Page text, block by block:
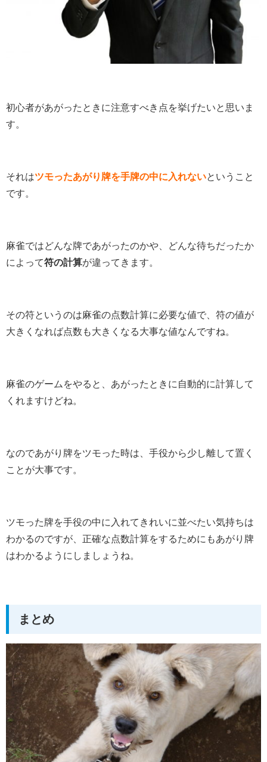
初心者があがったときに注意すべき点を挙げたいと思いま
す。
それはツモったあがり牌を手牌の中に入れないということ
です。
麻雀ではどんな牌であがったのかや、どんな待ちだったか
によって符の計算が違ってきます。
その符というのは麻雀の点数計算に必要な値で、符の値が
大きくなれば点数も大きくなる大事な値なんですね。
麻雀のゲームをやると、あがったときに自動的に計算して
くれますけどね。
なのであがり牌をツモった時は、手役から少し離して置く
ことが大事です。
ツモった牌を手役の中に入れてきれいに並べたい気持ちは
わかるのですが、正確な点数計算をするためにもあがり牌
はわかるようにしましょうね。
まとめ